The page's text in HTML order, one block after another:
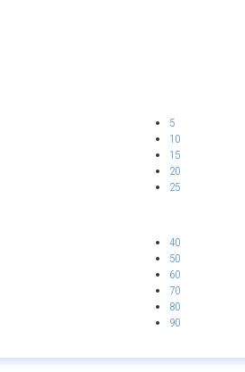
5
10
15
20
25
40
50
60
70
80
90